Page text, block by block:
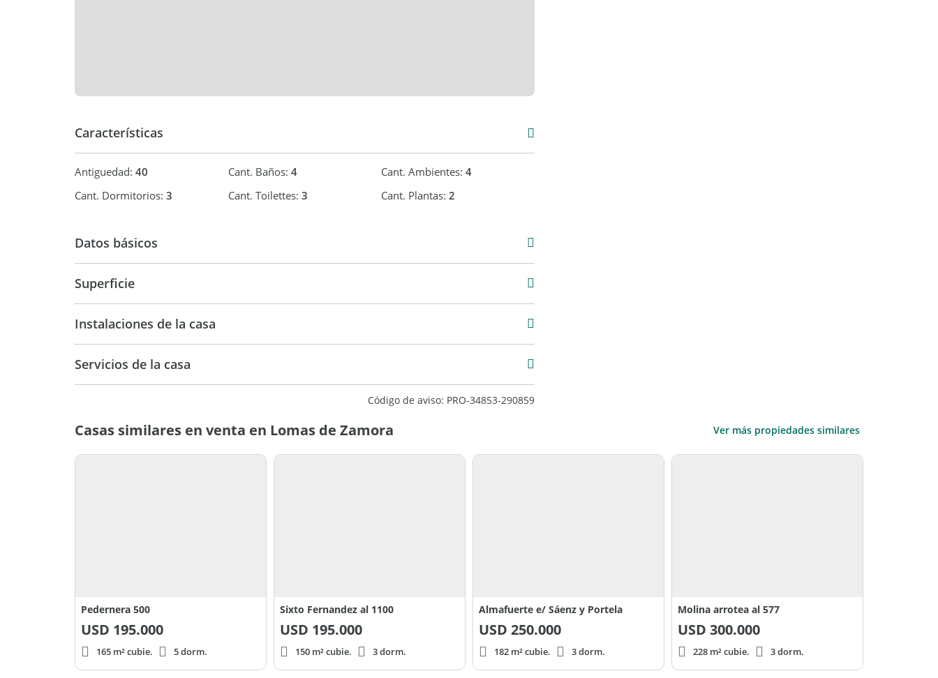
Características
Antiguedad: 40 Cant. Baños: 4 Cant. Ambientes:4
Cant. Dormitorios: 3 Cant. Toilettes: 3 Cant. Plantas:2
Datos básicos
Superficie
Instalaciones de la casa
Servicios de la casa
Código de aviso: PRO-34853-290859
Casas similares en venta en Lomas de Zamora Ver más propiedades similares
Pedernera 500
USD 195.000
165 m² cubie. 5 dorm.
Sixto Fernandez al 1100
USD 195.000
150 m² cubie. 3 dorm.
Almafuerte e/ Sáenz y Portela
USD 250.000
182 m² cubie. 3 dorm.
Molina arrotea al 577
USD 300.000
228 m² cubie. 3 dorm.